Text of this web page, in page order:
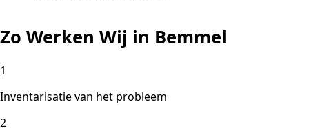
Zo Werken Wij in Bemmel
1
Inventarisatie van het probleem
2